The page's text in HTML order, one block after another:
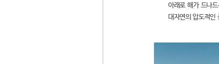
아래로 해가 드나
대자연의 압도적인